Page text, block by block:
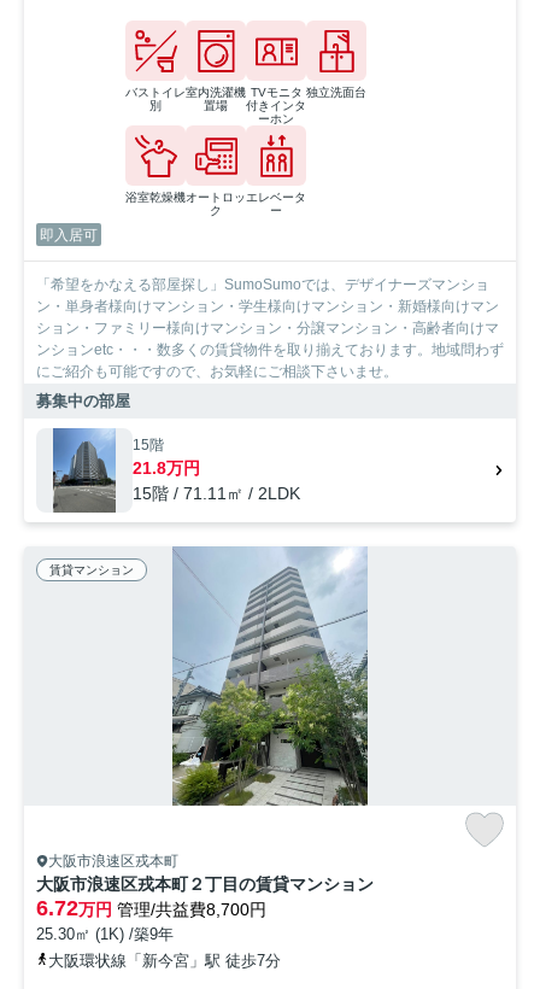
バストイレ
別
室内洗濯機
置場
TVモニタ
付きインタ
ーホン
独立洗面台
浴室乾燥機オートロッ
ク
エレベータ
ー
即入居可
「希望をかなえる部屋探し」SumoSumoでは、デザイナーズマンショ
ン・単身者様向けマンション・学生様向けマンション・新婚様向けマン
ション・ファミリー様向けマンション・分譲マンション・高齢者向けマ
ンションetc・・・数多くの賃貸物件を取り揃えております。地域問わず
にご紹介も可能ですので、お気軽にご相談下さいませ。
募集中の部屋
15階
21.8万円
15階 / 71.11㎡ / 2LDK
賃貸マンション
大阪市浪速区戎本町
大阪市浪速区戎本町２丁目の賃貸マンション
6.72万円 管理/共益費8,700円
25.30㎡ (1K) /築9年
大阪環状線「新今宮」駅 徒歩7分